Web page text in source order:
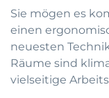
Sie mögen es
einen
neuesten
Räume sind
vielseitige